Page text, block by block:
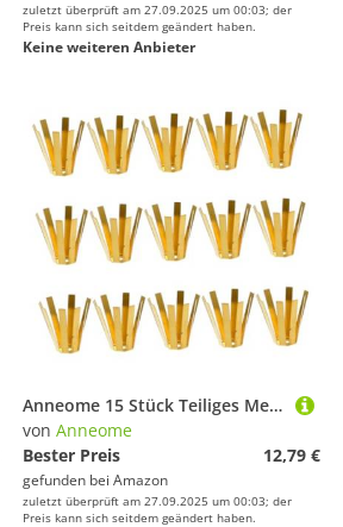
zuletzt überprüft am 27.09.2025 um 00:03; der
Preis kann sich seitdem geändert haben.
Keine weiteren Anbieter
Anneome 15 Stück Teiliges Messing Golf Schaft Adapter Shims Octopus Design für Stabile Passform Verbesserte Schwungkontrolle Langlebig Leicht Montierbar Optimierte Gewichtsverteilung für
von Anneome
Bester Preis
12,79 €
gefunden bei Amazon
zuletzt überprüft am 27.09.2025 um 00:03; der
Preis kann sich seitdem geändert haben.